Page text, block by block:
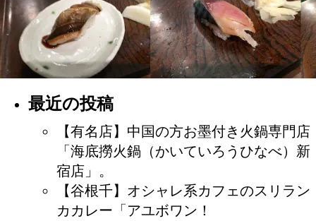
最近の投稿
【有名店】中国の方お墨付き火鍋専門店
「海底撈火鍋（かいていろうひなべ）新
宿店」。
【谷根千】オシャレ系カフェのスリラン
カカレー「アユボワン！